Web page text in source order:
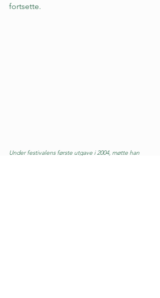
fortsette.
Under festivalens første utgave i 2004, møtte han